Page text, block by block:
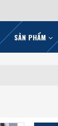
SẢN PHẨM